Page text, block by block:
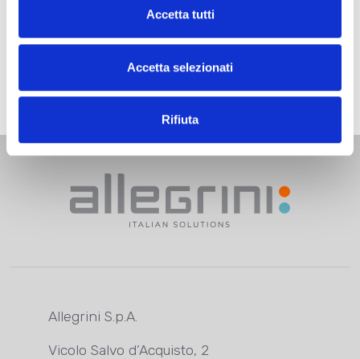
Accetta tutti
Accetta selezionati
Rifiuta
Download
Allegrini S.p.A.
Vicolo Salvo d’Acquisto, 2